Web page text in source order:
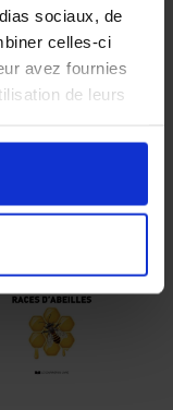
sociaux, de
celles-ci
avez fournies
de leurs
acceptez
que ceux de
choisir les